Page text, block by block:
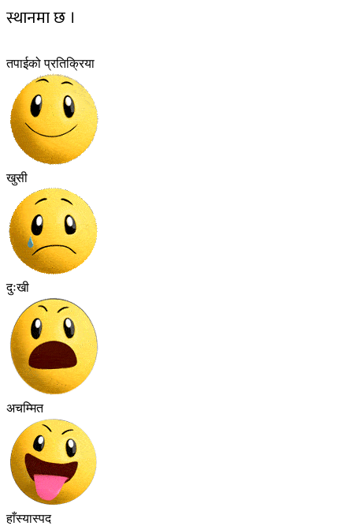
स्थानमा छ ।
तपाईको प्रतिक्रिया
खुसी
दुःखी
अचम्मित
हाँस्यास्पद